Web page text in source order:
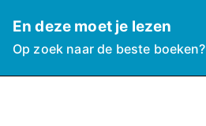
naar
de
inhoud
En deze moet je lezen
Op zoek naar de beste boeken?